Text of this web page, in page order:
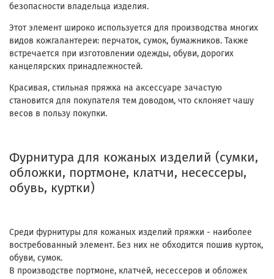
безопасности владельца изделия.
Этот элемент широко используется для производства многих
видов кожгалантереи: перчаток, сумок, бумажников. Также
встречается при изготовлении одежды, обуви, дорогих
канцелярских принадлежностей.
Красивая, стильная пряжка на аксессуаре зачастую
становится для покупателя тем доводом, что склоняет чашу
весов в пользу покупки.
Фурнитура для кожаных изделий (сумки,
обложки, портмоне, клатчи, несессеры,
обувь, куртки)
Среди фурнитуры для кожаных изделий пряжки - наиболее
востребованный элемент. Без них не обходится пошив курток,
обуви, сумок.
В производстве портмоне, клатчей, несессеров и обложек